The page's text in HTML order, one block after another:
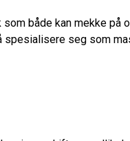
som både kan mekke på
spesialisere seg som